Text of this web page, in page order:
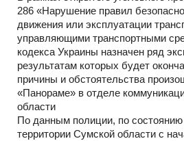
286 «Нарушение правил
движения или эксплуатации
управляющими транспортными
кодекса Украины назначен ряд
результатам которых будет
причины и обстоятельства
«Панораме» в отделе
области
По данным полиции, по состоянию
территории Сумской области с